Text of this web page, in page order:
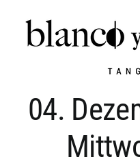
springen
04.